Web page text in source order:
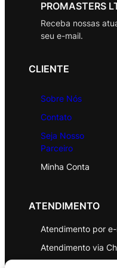
PROMASTERS
Receba nossas
seu e-mail.
CLIENTE
Sobre Nós
Contato
Seja Nosso
Parceiro
Minha Conta
ATENDIMENTO
Atendimento por
Atendimento via